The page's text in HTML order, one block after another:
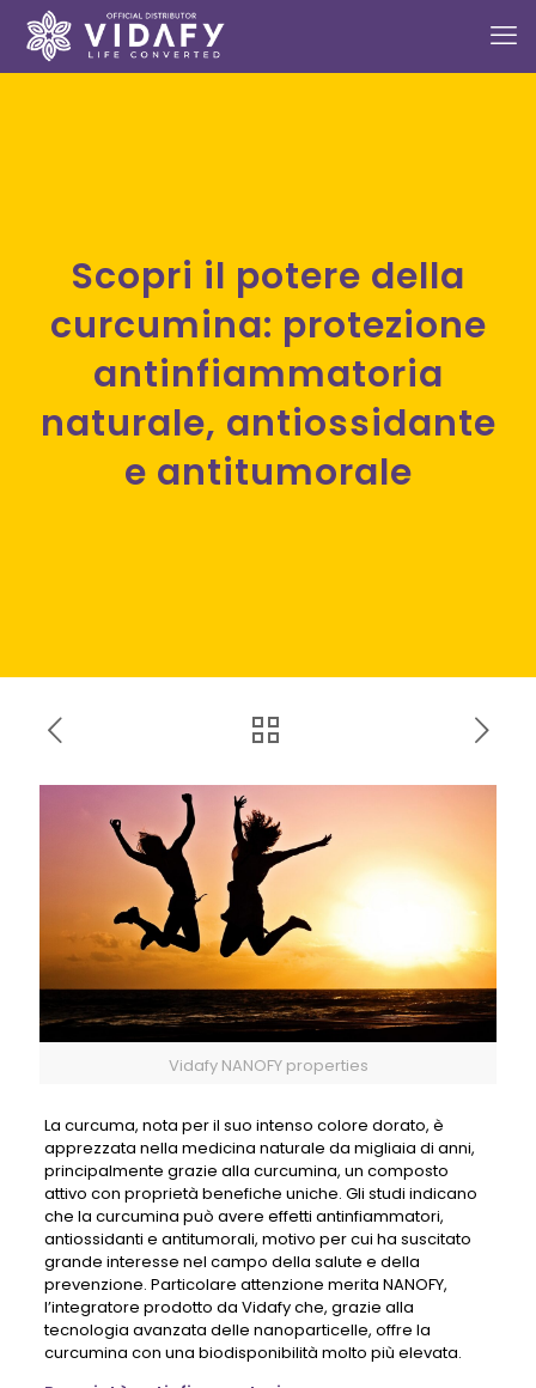
Scopri il potere della
curcumina: protezione
antinfiammatoria
naturale, antiossidante
e antitumorale
Vidafy NANOFY properties
La curcuma, nota per il suo intenso colore dorato, è
apprezzata nella medicina naturale da migliaia di anni,
principalmente grazie alla curcumina, un composto
attivo con proprietà benefiche uniche. Gli studi indicano
che la curcumina può avere effetti antinfiammatori,
antiossidanti e antitumorali, motivo per cui ha suscitato
grande interesse nel campo della salute e della
prevenzione. Particolare attenzione merita NANOFY,
l’integratore prodotto da Vidafy che, grazie alla
tecnologia avanzata delle nanoparticelle, offre la
curcumina con una biodisponibilità molto più elevata.